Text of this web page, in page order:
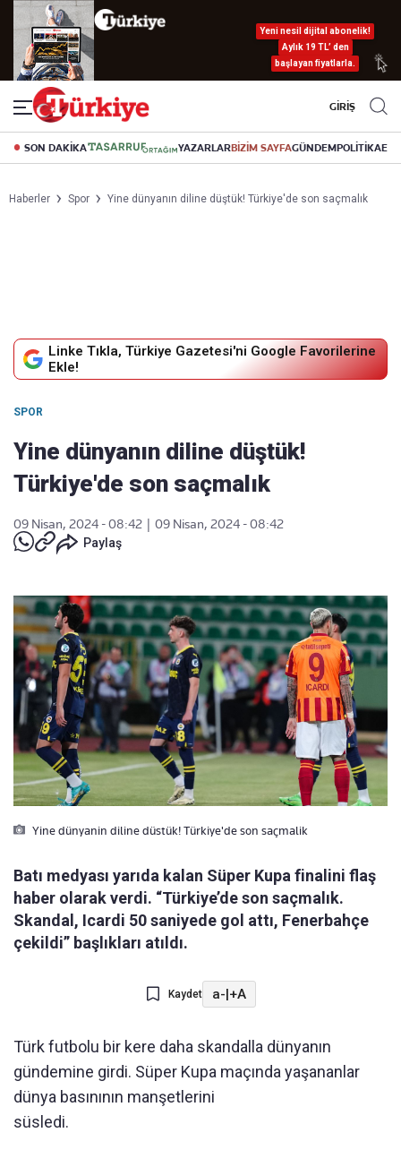
Yeni nesil dijital abonelik!
Aylık 19 TL’ den
başlayan fiyatlarla.
GİRİŞ
SON DAKİKA YAZARLARBİZİM SAYFAGÜNDEMPOLİTİKA
Haberler Spor Yine dünyanın diline düştük! Türkiye'de son saçmalık
Linke Tıkla, Türkiye Gazetesi'ni Google Favorilerine
Ekle!
SPOR
Yine dünyanın diline düştük!
Türkiye'de son saçmalık
09 Nisan, 2024 - 08:42
09 Nisan, 2024 - 08:42
Paylaş
Yine dünyanin diline düstük! Türkiye'de son saçmalik
Batı medyası yarıda kalan Süper Kupa finalini flaş
haber olarak verdi. “Türkiye’de son saçmalık.
Skandal, Icardi 50 saniyede gol attı, Fenerbahçe
çekildi” başlıkları atıldı.
Kaydet a-|+A
Türk futbolu bir kere daha skandalla dünyanın
gündemine girdi. Süper Kupa maçında yaşananlar
dünya basınının manşetlerini
süsledi.